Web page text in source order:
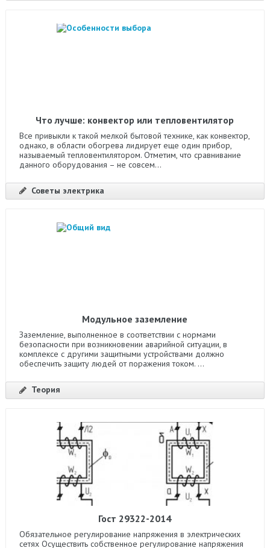
Что лучше: конвектор или тепловентилятор
Все привыкли к такой мелкой бытовой технике, как конвектор,
однако, в области обогрева лидирует еще один прибор,
называемый тепловентилятором. Отметим, что сравнивание
данного оборудования – не совсем...
Советы электрика
Модульное заземление
Заземление, выполненное в соответствии с нормами
безопасности при возникновении аварийной ситуации, в
комплексе с другими защитными устройствами должно
обеспечить защиту людей от поражения током. ...
Теория
Гост 29322-2014
Обязательное регулирование напряжения в электрических
сетях Осуществить собственное регулирование напряжения